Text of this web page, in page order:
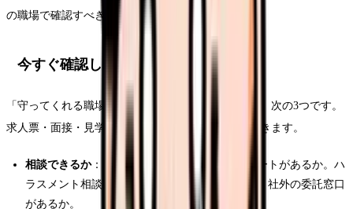
の職場で確認すべき項目が具体的になります。
今すぐ確認したいポイント
「守ってくれる職場」を見分けるときの基本の軸は、次の3つです。
求人票・面接・見学で、この軸に沿って確認していきます。
相談できるか：直属上司以外に、複数の相談ルートがあるか。ハ
ラスメント相談窓口や担当者が置かれているか。社外の委託窓口
があるか。